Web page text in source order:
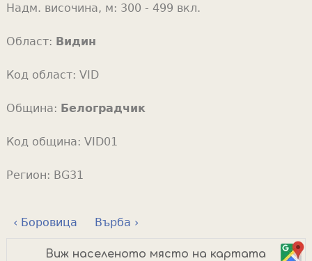
Надм. височина, м: 300 - 499 вкл.
Област: Видин
Код област: VID
Община: Белоградчик
Код община: VID01
Регион: BG31
‹ Боровица Върба ›
Виж населеното място на картата